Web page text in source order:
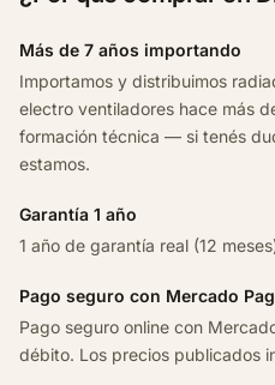
Más de 7 años importando
Importamos y distribuimos
electro ventiladores hace más
formación técnica — si tenés
estamos.
Garantía 1 año
1 año de garantía real (12
Pago seguro con Mercado
Pago seguro online con
débito. Los precios publicados